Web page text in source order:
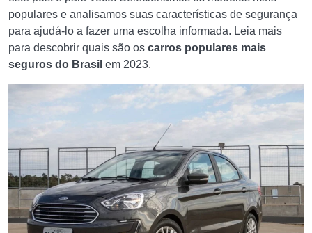
populares e analisamos suas características de segurança
para ajudá-lo a fazer uma escolha informada. Leia mais
para descobrir quais são os carros populares mais
seguros do Brasil em 2023.